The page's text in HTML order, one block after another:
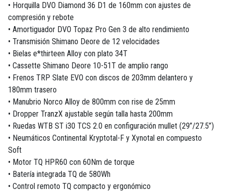
• Horquilla DVO Diamond 36 D1 de 160mm con ajustes de
compresión y rebote
• Amortiguador DVO Topaz Pro Gen 3 de alto rendimiento
• Transmisión Shimano Deore de 12 velocidades
• Bielas e*thirteen Alloy con plato 34T
• Cassette Shimano Deore 10-51T de amplio rango
• Frenos TRP Slate EVO con discos de 203mm delantero y
180mm trasero
• Manubrio Norco Alloy de 800mm con rise de 25mm
• Dropper TranzX ajustable según talla hasta 200mm
• Ruedas WTB ST i30 TCS 2.0 en configuración mullet (29”/27.5”)
• Neumáticos Continental Kryptotal-F y Xynotal en compuesto
Soft
• Motor TQ HPR60 con 60Nm de torque
• Batería integrada TQ de 580Wh
• Control remoto TQ compacto y ergonómico